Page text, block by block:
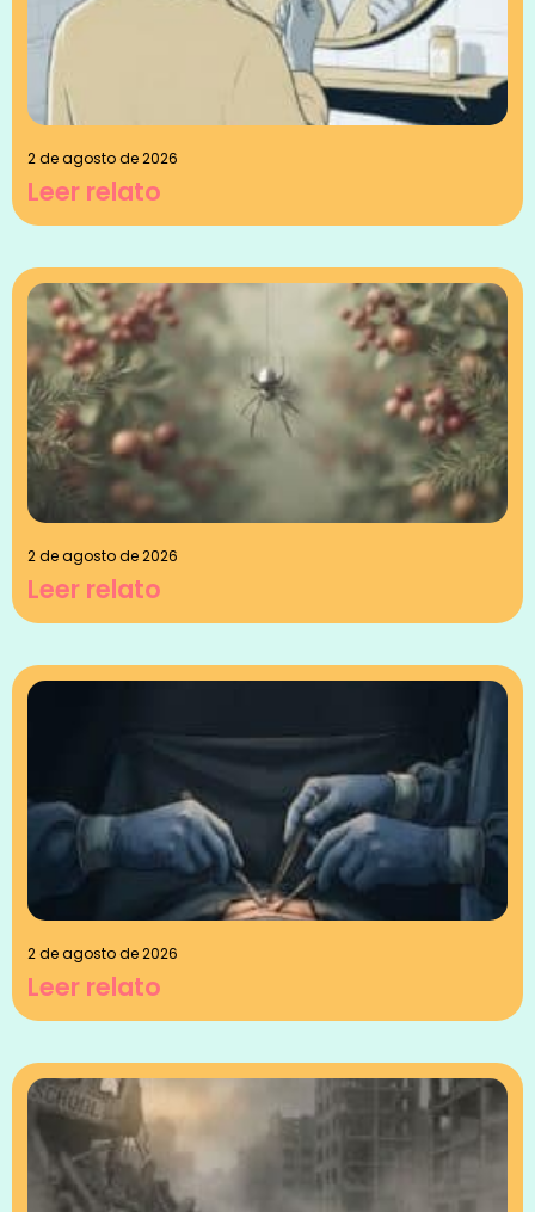
2 de agosto de 2026
Leer relato
2 de agosto de 2026
Leer relato
2 de agosto de 2026
Leer relato